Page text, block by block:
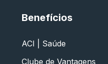
Benefícios
ACI | Saúde
Clube de Vantagens